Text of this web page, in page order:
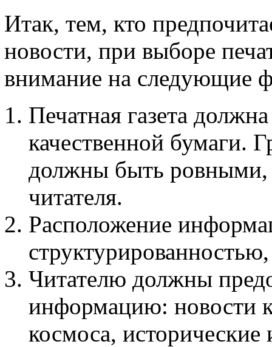
Итак, тем, кто
новости, при выборе
внимание на следующие
Печатная газета
качественной бумаги.
должны быть
читателя.
Расположение
Читателю должны
информацию: новости
космоса,